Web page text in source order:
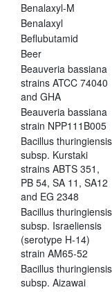
Benalaxyl-M
Benalaxyl
Beflubutamid
Beer
Beauveria bassiana
strains ATCC 74040
and GHA
Beauveria bassiana
strain NPP111B005
Bacillus thuringiensis
subsp. Kurstaki
strains ABTS 351,
PB 54, SA 11, SA12
and EG 2348
Bacillus thuringiensis
subsp. Israeliensis
(serotype H-14)
strain AM65-52
Bacillus thuringiensis
subsp. Aizawai